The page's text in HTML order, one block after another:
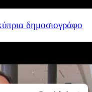
δημοσιογράφο